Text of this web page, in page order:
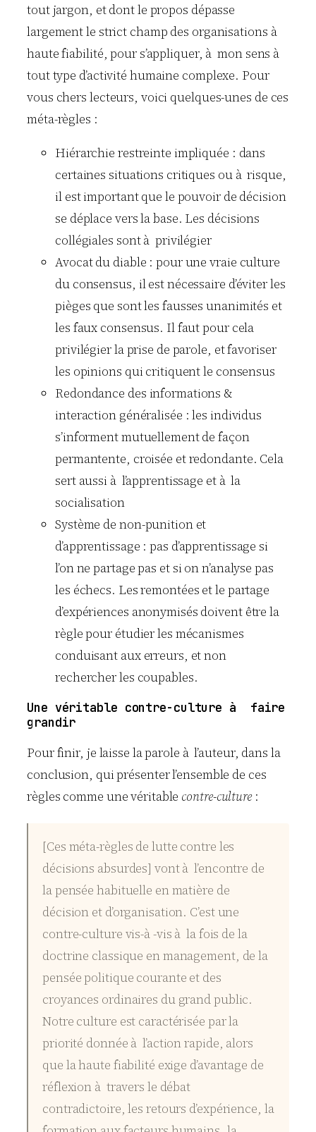
tout jargon, et dont le propos dépasse
largement le strict champ des organisations à
haute fiabilité, pour s’appliquer, à mon sens à
tout type d’activité humaine complexe. Pour
vous chers lecteurs, voici quelques-unes de ces
méta-règles :
Hiérarchie restreinte impliquée : dans
certaines situations critiques ou à risque,
il est important que le pouvoir de décision
se déplace vers la base. Les décisions
collégiales sont à privilégier
Avocat du diable : pour une vraie culture
du consensus, il est nécessaire d’éviter les
pièges que sont les fausses unanimités et
les faux consensus. Il faut pour cela
privilégier la prise de parole, et favoriser
les opinions qui critiquent le consensus
Redondance des informations &
interaction généralisée : les individus
s’informent mutuellement de façon
permantente, croisée et redondante. Cela
sert aussi à l’apprentissage et à la
socialisation
Système de non-punition et
d’apprentissage : pas d’apprentissage si
l’on ne partage pas et si on n’analyse pas
les échecs. Les remontées et le partage
d’expériences anonymisés doivent être la
règle pour étudier les mécanismes
conduisant aux erreurs, et non
rechercher les coupables.
Une véritable contre-culture à faire
grandir
Pour finir, je laisse la parole à l’auteur, dans la
conclusion, qui présenter l’ensemble de ces
règles comme une véritable contre-culture:
[Ces méta-règles de lutte contre les
décisions absurdes] vont à l’encontre de
la pensée habituelle en matière de
décision et d’organisation. C’est une
contre-culture vis-à -vis à la fois de la
doctrine classique en management, de la
pensée politique courante et des
croyances ordinaires du grand public.
Notre culture est caractérisée par la
priorité donnée à l’action rapide, alors
que la haute fiabilité exige d’avantage de
réflexion à travers le débat
contradictoire, les retours d’expérience, la